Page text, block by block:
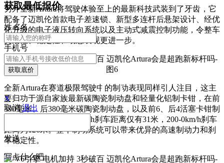
另外全新Artura将驾驶体验至上的最新科技武装到了牙齿，它
配备了迈凯伦首款电子差速锁、新型多连杆后悬架设计、经优
化升级的电子液压转向系统以及主动式减震控制功能，令整车
灵活性、稳定性和动态表现更进一步。
全新Artura在赛道极限驾驶中的制动表现同样引人注目，这主
要归功于源自家族最新碳陶瓷制动盘和轻量化铝制卡钳，在前
390毫米、后380毫米碳陶瓷制动盘，以及前6、后4活塞卡钳制
动系统作用下，100-0km/h刹车距离仅有31米，200-0km/h刹车
距离为126米。整个制动系统可以带来优异的高速制动力和刹
车稳定性。
获取最低报价
姓名名
手机号
获取底价
X
取消 退出
发送
写点什么吧